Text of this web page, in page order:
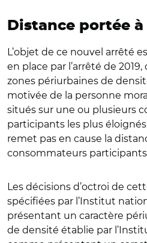
page sur Twitter
page sur Courriel
Distance portée à
L’objet de ce nouvel arrêté
en place par l’arrêté de
zones périurbaines de
motivée de la personne
situés sur une ou plusieurs
participants les plus
remet pas en cause la
consommateurs
Les décisions d’octroi de
spécifiées par l’Institut
présentant un caractère
de densité établie par